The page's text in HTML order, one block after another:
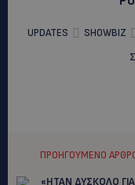
UPDATES SHOWBIZ
ΠΡΟΗΓΟΎΜΕΝΟ